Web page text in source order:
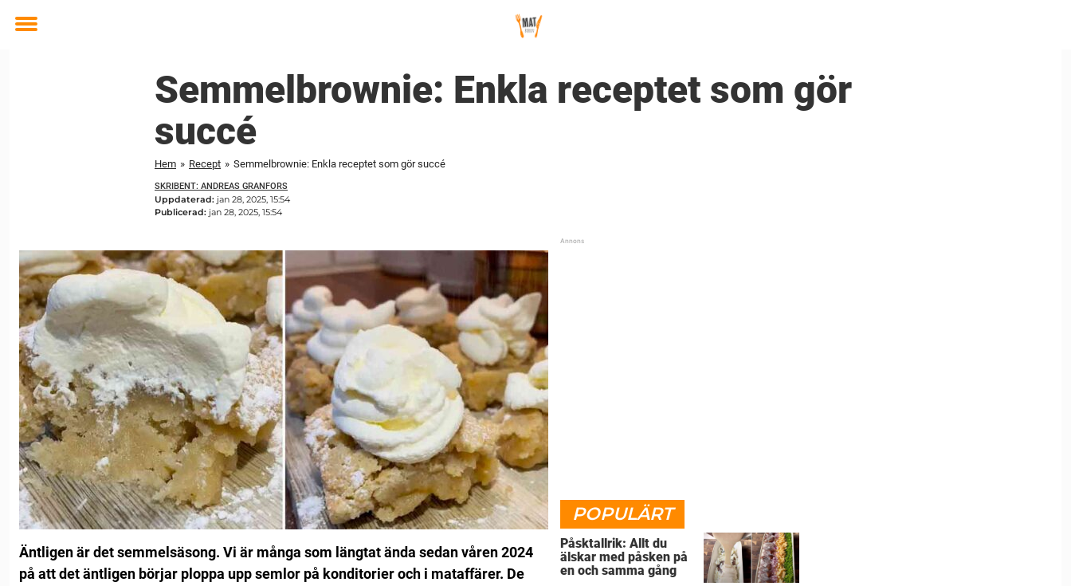
Toggle
Semmelbrownie: Enkla receptet som gör
succé
Hem » Recept » Semmelbrownie: Enkla receptet som gör succé
SKRIBENT: ANDREAS GRANFORS
Uppdaterad: jan 28, 2025, 15:54
Publicerad: jan 28, 2025, 15:54
Äntligen är det semmelsäsong. Vi är många som längtat ända sedan våren 2024
på att det äntligen börjar ploppa upp semlor på konditorier och i mataffärer. De
POPULÄRT
Påsktallrik: Allt du
älskar med påsken på
en och samma gång